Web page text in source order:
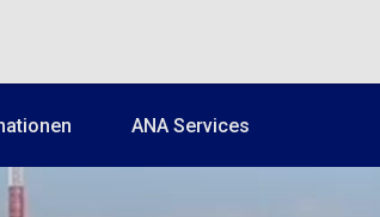
ANA Services